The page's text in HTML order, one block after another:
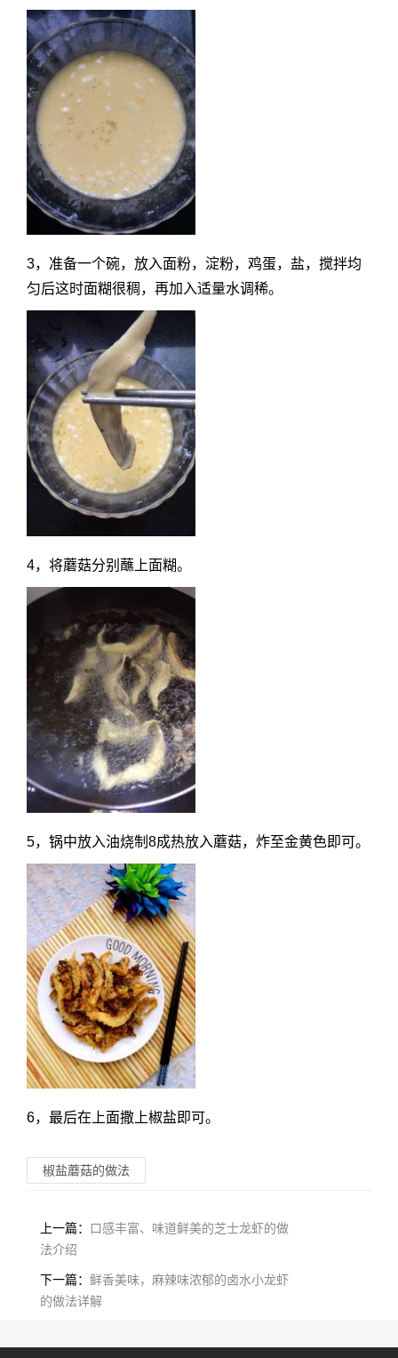
3，准备一个碗，放入面粉，淀粉，鸡蛋，盐，搅拌均
匀后这时面糊很稠，再加入适量水调稀。
4，将蘑菇分别蘸上面糊。
5，锅中放入油烧制8成热放入蘑菇，炸至金黄色即可。
6，最后在上面撒上椒盐即可。
椒盐蘑菇的做法
上一篇： 口感丰富、味道鲜美的芝士龙虾的做
法介绍
下一篇： 鲜香美味，麻辣味浓郁的卤水小龙虾
的做法详解